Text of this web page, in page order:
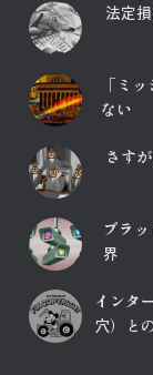
法定
「ミ
ない
さす
プラ
界
インタ
穴）と